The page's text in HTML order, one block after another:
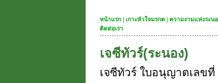
หน้าแรก เกาะหัวใจมรกต
ความงามแห่งระน
ติดต่อเรา
เจซีทัวร์(ระนอง)
เจซีทัวร์ ใบอนุญาตเลขที่